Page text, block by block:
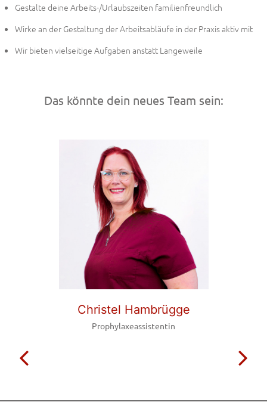
Gestalte deine Arbeits-/Urlaubszeiten familienfreundlich
Wirke an der Gestaltung der Arbeitsabläufe in der Praxis aktiv mit
Wir bieten vielseitige Aufgaben anstatt Langeweile
Das könnte dein neues Team sein:
Christel Hambrügge
Prophylaxeassistentin